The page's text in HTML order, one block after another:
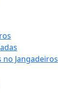
Jangadeiros